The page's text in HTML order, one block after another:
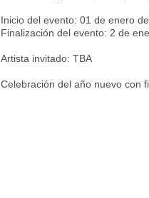
Inicio del evento: 01 de enero
Finalización del evento: 2 de
Artista invitado: TBA
Celebración del año nuevo con